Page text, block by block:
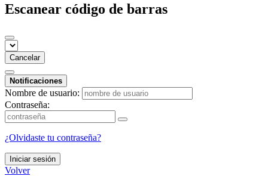
Escanear código de barras
Cancelar
Notificaciones
Nombre de usuario:
Contraseña:
¿Olvidaste tu contraseña?
Iniciar sesión
Volver